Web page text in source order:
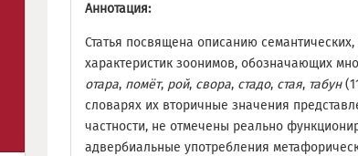
Аннотация:
Статья посвящена описанию
характеристик зоонимов, обозначающих
отара, помёт, рой, свора, стадо, стая, табун
словарях их вторичные значения
частности, не отмечены реально
адвербиальные употребления